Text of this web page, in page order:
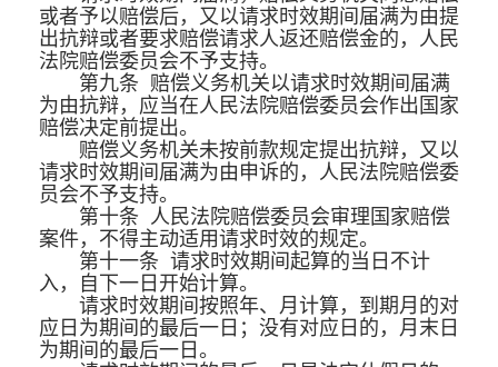
或者予以赔偿后，又以请求时效期间届满为由提
出抗辩或者要求赔偿请求人返还赔偿金的，人民
法院赔偿委员会不予支持。
第九条 赔偿义务机关以请求时效期间届满
为由抗辩，应当在人民法院赔偿委员会作出国家
赔偿决定前提出。
赔偿义务机关未按前款规定提出抗辩，又以
请求时效期间届满为由申诉的，人民法院赔偿委
员会不予支持。
第十条 人民法院赔偿委员会审理国家赔偿
案件，不得主动适用请求时效的规定。
第十一条 请求时效期间起算的当日不计
入，自下一日开始计算。
请求时效期间按照年、月计算，到期月的对
应日为期间的最后一日；没有对应日的，月末日
为期间的最后一日。